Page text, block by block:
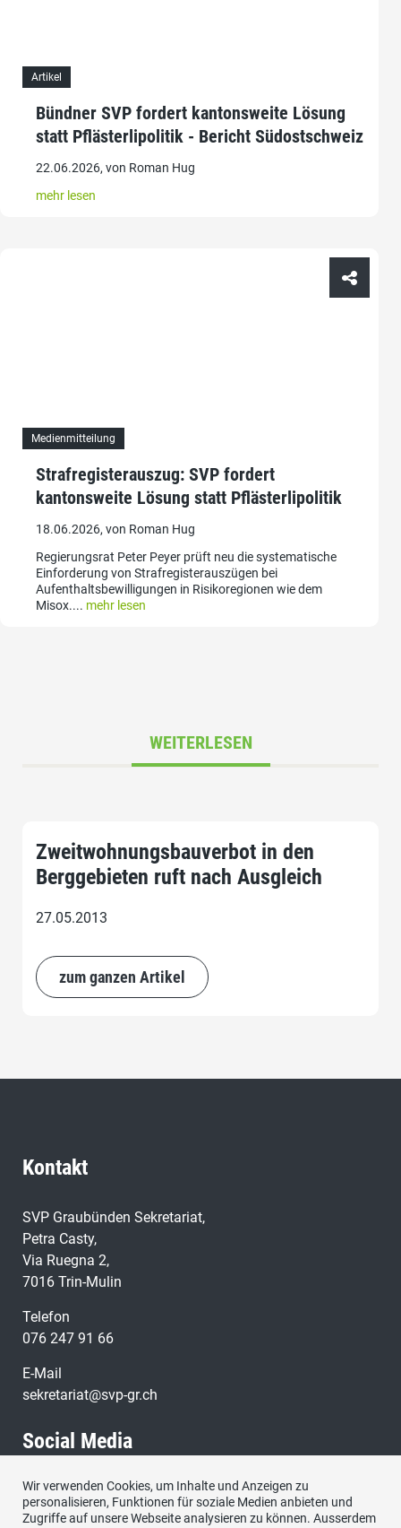
Artikel
Bündner SVP fordert kantonsweite Lösung
statt Pflästerlipolitik - Bericht Südostschweiz
22.06.2026, von Roman Hug
mehr lesen
Medienmitteilung
Strafregisterauszug: SVP fordert
kantonsweite Lösung statt Pflästerlipolitik
18.06.2026, von Roman Hug
Regierungsrat Peter Peyer prüft neu die systematische
Einforderung von Strafregisterauszügen bei
Aufenthaltsbewilligungen in Risikoregionen wie dem
Misox.... mehr lesen
WEITERLESEN
Zweitwohnungsbauverbot in den
Berggebieten ruft nach Ausgleich
27.05.2013
zum ganzen Artikel
Kontakt
SVP Graubünden Sekretariat,
Petra Casty,
Via Ruegna 2,
7016 Trin-Mulin
Telefon
076 247 91 66
E-Mail
sekretariat@svp-gr.ch
Social Media
Besuchen Sie uns bei:
Wir verwenden Cookies, um Inhalte und Anzeigen zu
personalisieren, Funktionen für soziale Medien anbieten und
Zugriffe auf unsere Webseite analysieren zu können. Ausserdem